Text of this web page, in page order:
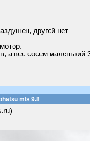
другой нет
а вес сосем маленький
mfs 9.8